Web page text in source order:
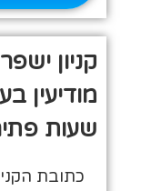
קניון
מודיעין
שעות
כתובת